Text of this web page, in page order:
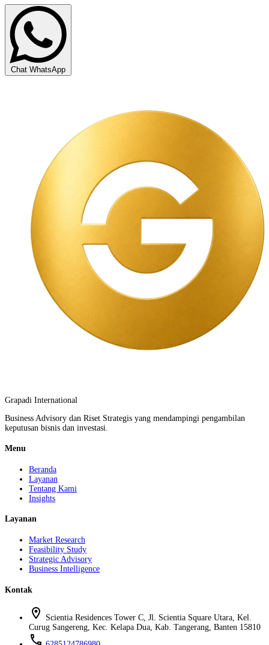
Chat WhatsApp
Grapadi International
Business Advisory dan Riset Strategis yang mendampingi pengambilan
keputusan bisnis dan investasi.
Menu
Beranda
Layanan
Tentang Kami
Insights
Layanan
Market Research
Feasibility Study
Strategic Advisory
Business Intelligence
Kontak
location_on
Scientia Residences Tower C, Jl. Scientia Square Utara, Kel.
Curug Sangereng, Kec. Kelapa Dua, Kab. Tangerang, Banten 15810
phone